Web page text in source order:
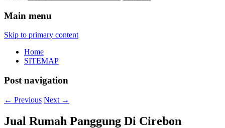
Main menu
Skip to primary content
Home
SITEMAP
Post navigation
← Previous Next →
Jual Rumah Panggung Di Cirebon